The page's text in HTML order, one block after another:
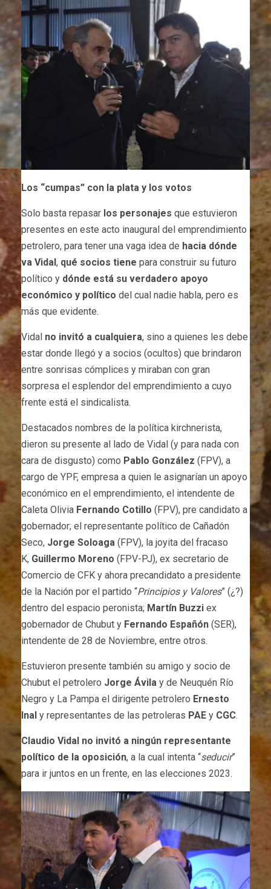
Los “cumpas” con la plata y los votos
Solo basta repasar los personajes que estuvieron
presentes en este acto inaugural del emprendimiento
petrolero, para tener una vaga idea de hacia dónde
va Vidal , qué socios tiene para construir su futuro
político y dónde está su verdadero apoyo
económico y político del cual nadie habla, pero es
más que evidente.
Vidal no invitó a cualquiera, sino a quienes les debe
estar donde llegó y a socios (ocultos) que brindaron
entre sonrisas cómplices y miraban con gran
sorpresa el esplendor del emprendimiento a cuyo
frente está el sindicalista.
Destacados nombres de la política kirchnerista,
dieron su presente al lado de Vidal (y para nada con
cara de disgusto) como Pablo González (FPV), a
cargo de YPF, empresa a quien le asignarían un apoyo
económico en el emprendimiento, el intendente de
Caleta Olivia Fernando Cotillo (FPV), pre candidato a
gobernador; el representante político de Cañadón
Seco, Jorge Soloaga (FPV), la joyita del fracaso
K, Guillermo Moreno (FPV-PJ), ex secretario de
Comercio de CFK y ahora precandidato a presidente
de la Nación por el partido “Principios y Valores” (¿?)
dentro del espacio peronista; Martín Buzzi ex
gobernador de Chubut y Fernando Españón (SER),
intendente de 28 de Noviembre, entre otros.
Estuvieron presente también su amigo y socio de
Chubut el petrolero Jorge Ávila y de Neuquén Río
Negro y La Pampa el dirigente petrolero Ernesto
Inal y representantes de las petroleras PAE y CGC.
Claudio Vidal no invitó a ningún representante
político de la oposición, a la cual intenta “seducir”
para ir juntos en un frente, en las elecciones 2023.